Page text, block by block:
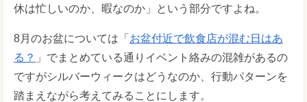
休は忙しいのか、暇なのか」という部分ですよね。
8月のお盆については「 お盆付近で飲食店が混む日はあ
る？ 」でまとめている通りイベント絡みの混雑があるの
ですがシルバーウィークはどうなのか、行動パターンを
踏まえながら考えてみることにします。